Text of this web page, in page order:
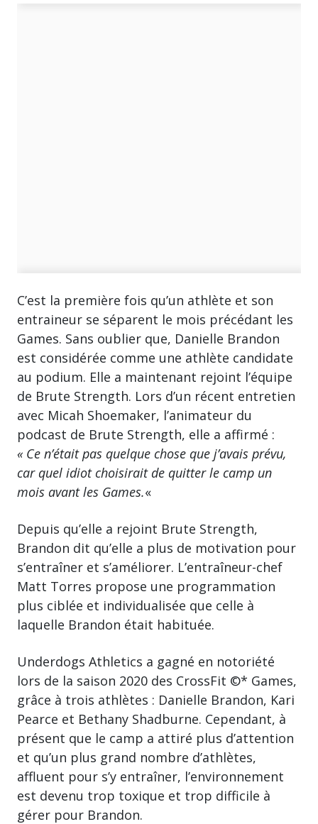
C’est la première fois qu’un athlète et son
entraineur se séparent le mois précédant les
Games. Sans oublier que, Danielle Brandon
est considérée comme une athlète candidate
au podium. Elle a maintenant rejoint l’équipe
de Brute Strength. Lors d’un récent entretien
avec Micah Shoemaker, l’animateur du
podcast de Brute Strength, elle a affirmé :
« Ce n’était pas quelque chose que j’avais prévu,
car quel idiot choisirait de quitter le camp un
mois avant les Games.«
Depuis qu’elle a rejoint Brute Strength,
Brandon dit qu’elle a plus de motivation pour
s’entraîner et s’améliorer. L’entraîneur-chef
Matt Torres propose une programmation
plus ciblée et individualisée que celle à
laquelle Brandon était habituée.
Underdogs Athletics a gagné en notoriété
lors de la saison 2020 des CrossFit ©* Games,
grâce à trois athlètes : Danielle Brandon, Kari
Pearce et Bethany Shadburne. Cependant, à
présent que le camp a attiré plus d’attention
et qu’un plus grand nombre d’athlètes,
affluent pour s’y entraîner, l’environnement
est devenu trop toxique et trop difficile à
gérer pour Brandon.